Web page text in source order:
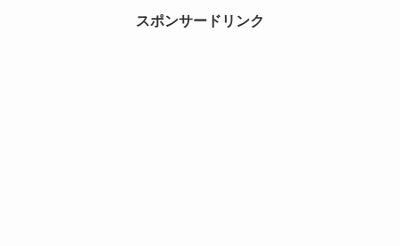
スポンサードリンク